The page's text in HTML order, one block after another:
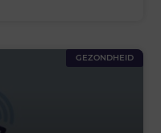
GEZONDHEID